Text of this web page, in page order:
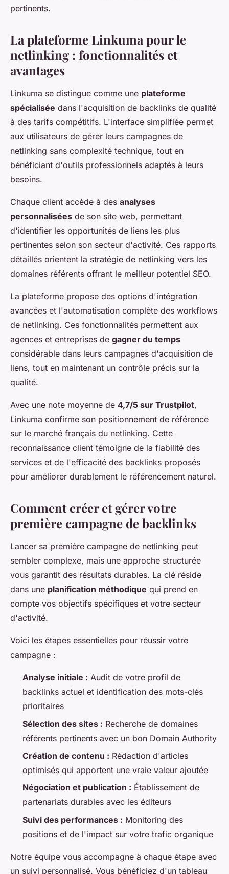
pertinents.
La plateforme Linkuma pour le
netlinking : fonctionnalités et
avantages
Linkuma se distingue comme une plateforme
spécialisée dans l'acquisition de backlinks de qualité
à des tarifs compétitifs. L'interface simplifiée permet
aux utilisateurs de gérer leurs campagnes de
netlinking sans complexité technique, tout en
bénéficiant d'outils professionnels adaptés à leurs
besoins.
Chaque client accède à des analyses
personnalisées de son site web, permettant
d'identifier les opportunités de liens les plus
pertinentes selon son secteur d'activité. Ces rapports
détaillés orientent la stratégie de netlinking vers les
domaines référents offrant le meilleur potentiel SEO.
La plateforme propose des options d'intégration
avancées et l'automatisation complète des workflows
de netlinking. Ces fonctionnalités permettent aux
agences et entreprises de gagner du temps
considérable dans leurs campagnes d'acquisition de
liens, tout en maintenant un contrôle précis sur la
qualité.
Avec une note moyenne de 4,7/5 sur Trustpilot,
Linkuma confirme son positionnement de référence
sur le marché français du netlinking. Cette
reconnaissance client témoigne de la fiabilité des
services et de l'efficacité des backlinks proposés
pour améliorer durablement le référencement naturel.
Comment créer et gérer votre
première campagne de backlinks
Lancer sa première campagne de netlinking peut
sembler complexe, mais une approche structurée
vous garantit des résultats durables. La clé réside
dans une planification méthodique qui prend en
compte vos objectifs spécifiques et votre secteur
d'activité.
Voici les étapes essentielles pour réussir votre
campagne :
Analyse initiale : Audit de votre profil de
backlinks actuel et identification des mots-clés
prioritaires
Sélection des sites : Recherche de domaines
référents pertinents avec un bon Domain Authority
Création de contenu : Rédaction d'articles
optimisés qui apportent une vraie valeur ajoutée
Négociation et publication : Établissement de
partenariats durables avec les éditeurs
Suivi des performances : Monitoring des
positions et de l'impact sur votre trafic organique
Notre équipe vous accompagne à chaque étape avec
un suivi personnalisé. Vous bénéficiez d'un tableau